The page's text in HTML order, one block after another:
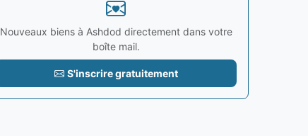
Nouveaux biens à Ashdod directement dans votre
boîte mail.
S'inscrire gratuitement